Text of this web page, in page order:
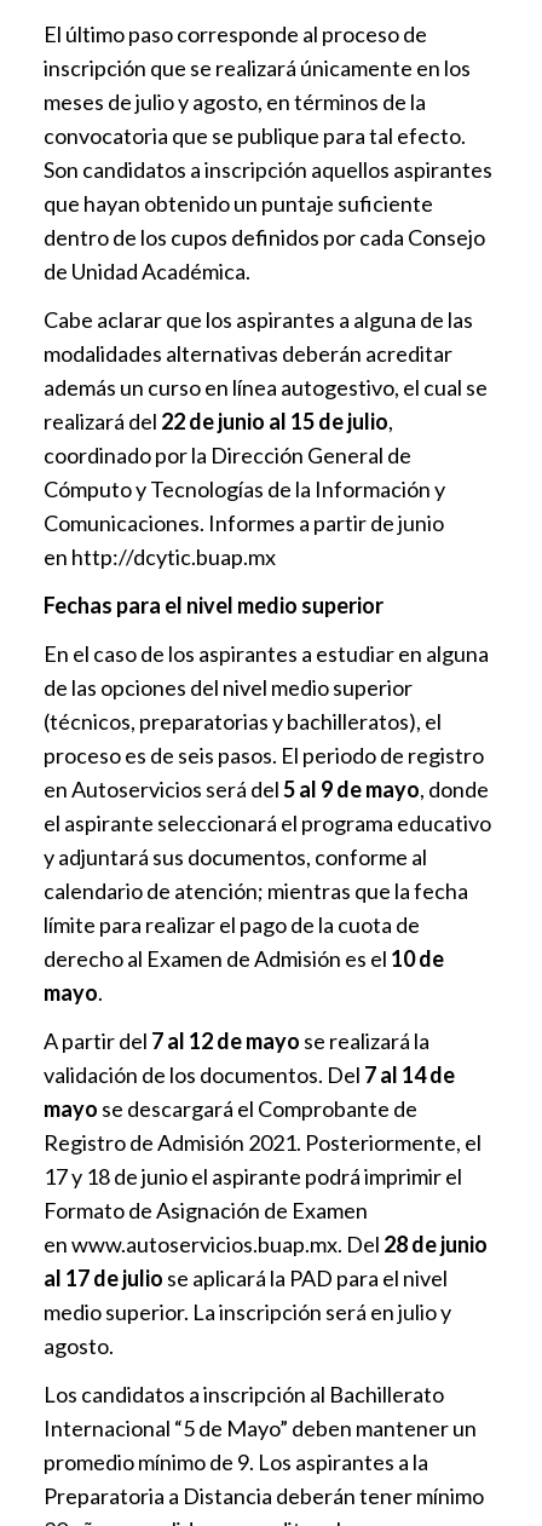
El último paso corresponde al proceso de
inscripción que se realizará únicamente en los
meses de julio y agosto, en términos de la
convocatoria que se publique para tal efecto.
Son candidatos a inscripción aquellos aspirantes
que hayan obtenido un puntaje suficiente
dentro de los cupos definidos por cada Consejo
de Unidad Académica.
Cabe aclarar que los aspirantes a alguna de las
modalidades alternativas deberán acreditar
además un curso en línea autogestivo, el cual se
realizará del 22 de junio al 15 de julio,
coordinado por la Dirección General de
Cómputo y Tecnologías de la Información y
Comunicaciones. Informes a partir de junio
en http://dcytic.buap.mx
Fechas para el nivel medio superior
En el caso de los aspirantes a estudiar en alguna
de las opciones del nivel medio superior
(técnicos, preparatorias y bachilleratos), el
proceso es de seis pasos. El periodo de registro
en Autoservicios será del5 al 9 de mayo, donde
el aspirante seleccionará el programa educativo
y adjuntará sus documentos, conforme al
calendario de atención; mientras que la fecha
límite para realizar el pago de la cuota de
derecho al Examen de Admisión es el 10 de
mayo.
A partir del 7 al 12 de mayo se realizará la
validación de los documentos. Del 7 al 14 de
mayo se descargará el Comprobante de
Registro de Admisión 2021. Posteriormente, el
17 y 18 de junio el aspirante podrá imprimir el
Formato de Asignación de Examen
enwww.autoservicios.buap.mx. Del 28 de junio
al 17 de julio se aplicará la PAD para el nivel
medio superior. La inscripción será en julio y
agosto.
Los candidatos a inscripción al Bachillerato
Internacional “5 de Mayo” deben mantener un
promedio mínimo de 9. Los aspirantes a la
Preparatoria a Distancia deberán tener mínimo